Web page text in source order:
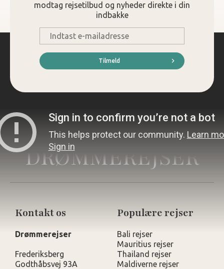
modtag rejsetilbud og nyheder direkte i din
indbakke
mail
*
Tilmeld
DRØMMEREJSER
Kontakt os
Drømmerejser
Frederiksberg
Godthåbsvej 93A
Populære rejser
Bali rejser
Mauritius rejser
Thailand rejser
Maldiverne rejser